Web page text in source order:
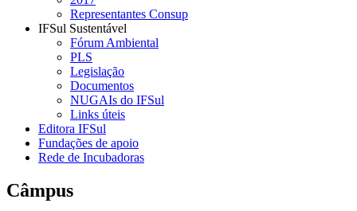
Representantes Consup
IFSul Sustentável
Fórum Ambiental
PLS
Legislação
Documentos
NUGAIs do IFSul
Links úteis
Editora IFSul
Fundações de apoio
Rede de Incubadoras
Câmpus